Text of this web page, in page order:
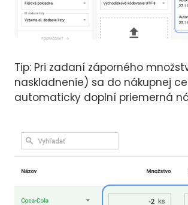
Tip: Pri zadaní záporného
naskladnenie) sa do nákupnej
automaticky doplní priemerná